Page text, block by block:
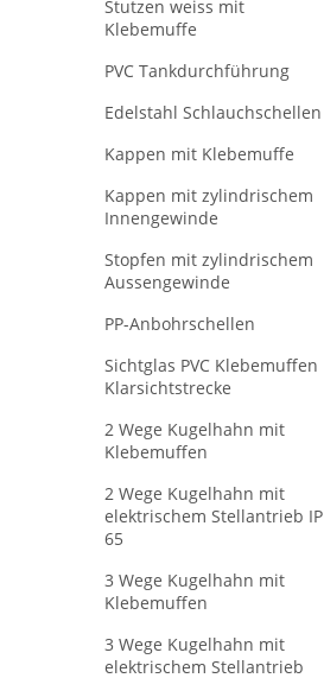
Stutzen weiss mit
Klebemuffe
PVC Tankdurchführung
Edelstahl Schlauchschellen
Kappen mit Klebemuffe
Kappen mit zylindrischem
Innengewinde
Stopfen mit zylindrischem
Aussengewinde
PP-Anbohrschellen
Sichtglas PVC Klebemuffen
Klarsichtstrecke
2 Wege Kugelhahn mit
Klebemuffen
2 Wege Kugelhahn mit
elektrischem Stellantrieb IP
65
3 Wege Kugelhahn mit
Klebemuffen
3 Wege Kugelhahn mit
elektrischem Stellantrieb